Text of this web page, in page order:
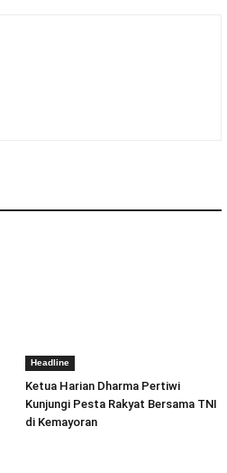
Headline
Ketua Harian Dharma Pertiwi
Kunjungi Pesta Rakyat Bersama TNI
di Kemayoran